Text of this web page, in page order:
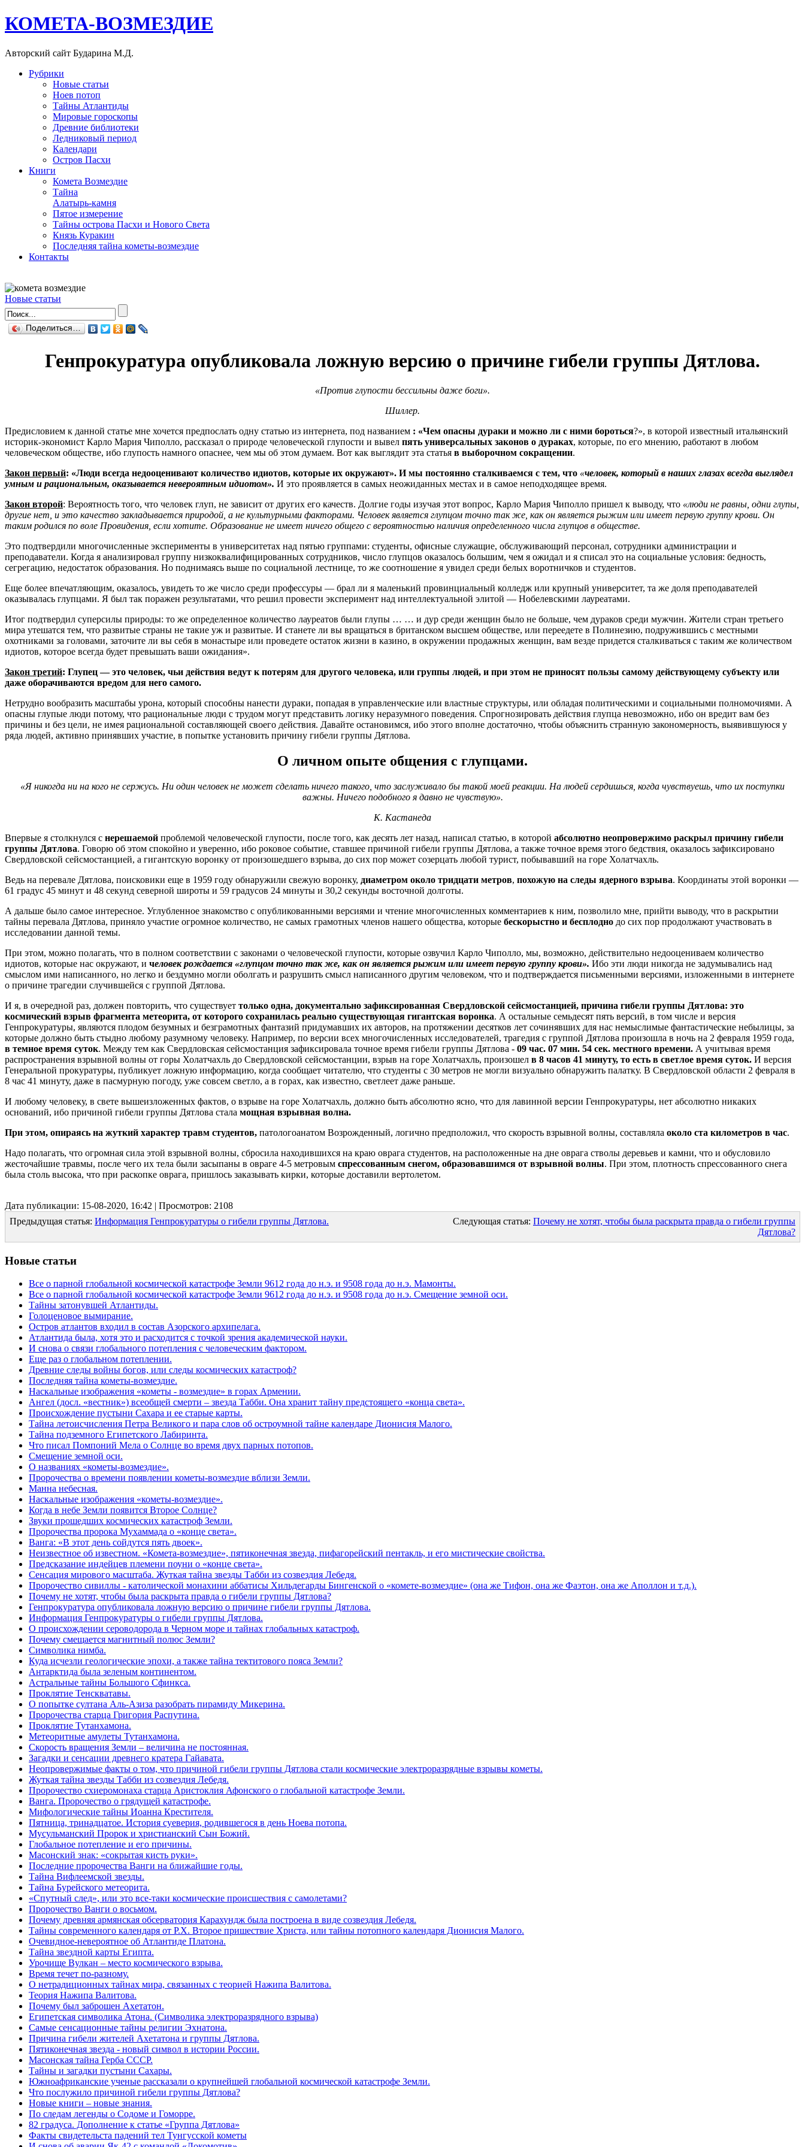
КОМЕТА-ВОЗМЕЗДИЕ
Авторский сайт Бударина М.Д.
Рубрики
Новые статьи
Ноев потоп
Тайны Атлантиды
Мировые гороскопы
Древние библиотеки
Ледниковый период
Календари
Остров Пасхи
Книги
Комета Возмездие
Тайна
Алатырь-камня
Пятое измерение
Тайны острова Пасхи и Нового Света
Князь Куракин
Последняя тайна кометы-возмездие
Контакты
Новые статьи
Поделиться…
Генпрокуратура опубликовала ложную версию о причине гибели группы Дятлова.
«Против глупости бессильны даже боги».
Шиллер.
Предисловием к данной статье мне хочется предпослать одну статью из интернета, под названием : «Чем опасны дураки и можно ли с ними бороться?», в которой известный итальянский
историк-экономист Карло Мария Чиполло, рассказал о природе человеческой глупости и вывел пять универсальных законов о дураках, которые, по его мнению, работают в любом
человеческом обществе, ибо глупость намного опаснее, чем мы об этом думаем. Вот как выглядит эта статья в выборочном сокращении.
Закон первый: «Люди всегда недооценивают количество идиотов, которые их окружают». И мы постоянно сталкиваемся с тем, что «человек, который в наших глазах всегда выглядел
умным и рациональным, оказывается невероятным идиотом». И это проявляется в самых неожиданных местах и в самое неподходящее время.
Закон второй: Вероятность того, что человек глуп, не зависит от других его качеств. Долгие годы изучая этот вопрос, Карло Мария Чиполло пришел к выводу, что «люди не равны, одни глупы,
другие нет, и это качество закладывается природой, а не культурными факторами. Человек является глупцом точно так же, как он является рыжим или имеет первую группу крови. Он
таким родился по воле Провидения, если хотите. Образование не имеет ничего общего с вероятностью наличия определенного числа глупцов в обществе.
Это подтвердили многочисленные эксперименты в университетах над пятью группами: студенты, офисные служащие, обслуживающий персонал, сотрудники администрации и
преподаватели. Когда я анализировал группу низкоквалифицированных сотрудников, число глупцов оказалось большим, чем я ожидал и я списал это на социальные условия: бедность,
сегрегацию, недостаток образования. Но поднимаясь выше по социальной лестнице, то же соотношение я увидел среди белых воротничков и студентов.
Еще более впечатляющим, оказалось, увидеть то же число среди профессуры — брал ли я маленький провинциальный колледж или крупный университет, та же доля преподавателей
оказывалась глупцами. Я был так поражен результатами, что решил провести эксперимент над интеллектуальной элитой — Нобелевскими лауреатами.
Итог подтвердил суперсилы природы: то же определенное количество лауреатов были глупы … … и дур среди женщин было не больше, чем дураков среди мужчин. Жители стран третьего
мира утешатся тем, что развитые страны не такие уж и развитые. И станете ли вы вращаться в британском высшем обществе, или переедете в Полинезию, подружившись с местными
охотниками за головами, заточите ли вы себя в монастыре или проведете остаток жизни в казино, в окружении продажных женщин, вам везде придется сталкиваться с таким же количеством
идиотов, которое всегда будет превышать ваши ожидания».
Закон третий: Глупец — это человек, чьи действия ведут к потерям для другого человека, или группы людей, и при этом не приносят пользы самому действующему субъекту или
даже оборачиваются вредом для него самого.
Нетрудно вообразить масштабы урона, который способны нанести дураки, попадая в управленческие или властные структуры, или обладая политическими и социальными полномочиями. А
опасны глупые люди потому, что рациональные люди с трудом могут представить логику неразумного поведения. Спрогнозировать действия глупца невозможно, ибо он вредит вам без
причины и без цели, не имея рациональной составляющей своего действия. Давайте остановимся, ибо этого вполне достаточно, чтобы объяснить странную закономерность, выявившуюся у
ряда людей, активно принявших участие, в попытке установить причину гибели группы Дятлова.
О личном опыте общения с глупцами.
«Я никогда ни на кого не сержусь. Ни один человек не может сделать ничего такого, что заслуживало бы такой моей реакции. На людей сердишься, когда чувствуешь, что их поступки
важны. Ничего подобного я давно не чувствую».
К. Кастанеда
Впервые я столкнулся с нерешаемой проблемой человеческой глупости, после того, как десять лет назад, написал статью, в которой абсолютно неопровержимо раскрыл причину гибели
группы Дятлова. Говорю об этом спокойно и уверенно, ибо роковое событие, ставшее причиной гибели группы Дятлова, а также точное время этого бедствия, оказалось зафиксировано
Свердловской сейсмостанцией, а гигантскую воронку от произошедшего взрыва, до сих пор может созерцать любой турист, побывавший на горе Холатчахль.
Ведь на перевале Дятлова, поисковики еще в 1959 году обнаружили свежую воронку, диаметром около тридцати метров, похожую на следы ядерного взрыва. Координаты этой воронки —
61 градус 45 минут и 48 секунд северной широты и 59 градусов 24 минуты и 30,2 секунды восточной долготы.
А дальше было самое интересное. Углубленное знакомство с опубликованными версиями и чтение многочисленных комментариев к ним, позволило мне, прийти выводу, что в раскрытии
тайны перевала Дятлова, приняло участие огромное количество, не самых грамотных членов нашего общества, которые бескорыстно и бесплодно до сих пор продолжают участвовать в
исследовании данной темы.
При этом, можно полагать, что в полном соответствии с законами о человеческой глупости, которые озвучил Карло Чиполло, мы, возможно, действительно недооцениваем количество
идиотов, которые нас окружают, и человек рождается «глупцом точно так же, как он является рыжим или имеет первую группу крови». Ибо эти люди никогда не задумывались над
смыслом ими написанного, но легко и бездумно могли оболгать и разрушить смысл написанного другим человеком, что и подтверждается письменными версиями, изложенными в интернете
о причине трагедии случившейся с группой Дятлова.
И я, в очередной раз, должен повторить, что существует только одна, документально зафиксированная Свердловской сейсмостанцией, причина гибели группы Дятлова: это
космический взрыв фрагмента метеорита, от которого сохранилась реально существующая гигантская воронка. А остальные семьдесят пять версий, в том числе и версия
Генпрокуратуры, являются плодом безумных и безграмотных фантазий придумавших их авторов, на протяжении десятков лет сочинявших для нас немыслимые фантастические небылицы, за
которые должно быть стыдно любому разумному человеку. Например, по версии всех многочисленных исследователей, трагедия с группой Дятлова произошла в ночь на 2 февраля 1959 года,
в темное время суток. Между тем как Свердловская сейсмостанция зафиксировала точное время гибели группы Дятлова - 09 час. 07 мин. 54 сек. местного времени. А учитывая время
распространения взрывной волны от горы Холатчахль до Свердловской сейсмостанции, взрыв на горе Холатчахль, произошел в 8 часов 41 минуту, то есть в светлое время суток. И версия
Генеральной прокуратуры, публикует ложную информацию, когда сообщает читателю, что студенты с 30 метров не могли визуально обнаружить палатку. В Свердловской области 2 февраля в
8 час 41 минуту, даже в пасмурную погоду, уже совсем светло, а в горах, как известно, светлеет даже раньше.
И любому человеку, в свете вышеизложенных фактов, о взрыве на горе Холатчахль, должно быть абсолютно ясно, что для лавинной версии Генпрокуратуры, нет абсолютно никаких
оснований, ибо причиной гибели группы Дятлова стала мощная взрывная волна.
При этом, опираясь на жуткий характер травм студентов, патологоанатом Возрожденный, логично предположил, что скорость взрывной волны, составляла около ста километров в час.
Надо полагать, что огромная сила этой взрывной волны, сбросила находившихся на краю оврага студентов, на расположенные на дне оврага стволы деревьев и камни, что и обусловило
жесточайшие травмы, после чего их тела были засыпаны в овраге 4-5 метровым спрессованным снегом, образовавшимся от взрывной волны. При этом, плотность спрессованного снега
была столь высока, что при раскопке оврага, пришлось заказывать кирки, которые доставили вертолетом.
Дата публикации: 15-08-2020, 16:42 | Просмотров: 2108
Предыдущая статья: Информация Генпрокуратуры о гибели группы Дятлова. Следующая статья: Почему не хотят, чтобы была раскрыта правда о гибели группы
Дятлова?
Новые статьи
Все о парной глобальной космической катастрофе Земли 9612 года до н.э. и 9508 года до н.э. Мамонты.
Все о парной глобальной космической катастрофе Земли 9612 года до н.э. и 9508 года до н.э. Смещение земной оси.
Тайны затонувшей Атлантиды.
Голоценовое вымирание.
Остров атлантов входил в состав Азорского архипелага.
Атлантида была, хотя это и расходится с точкой зрения академической науки.
И снова о связи глобального потепления с человеческим фактором.
Еще раз о глобальном потеплении.
Древние следы войны богов, или следы космических катастроф?
Последняя тайна кометы-возмездие.
Наскальные изображения «кометы - возмездие» в горах Армении.
Ангел (досл. «вестник») всеобщей смерти – звезда Табби. Она хранит тайну предстоящего «конца света».
Происхождение пустыни Сахара и ее старые карты.
Тайна летоисчисления Петра Великого и пара слов об остроумной тайне календаре Дионисия Малого.
Тайна подземного Египетского Лабиринта.
Что писал Помпоний Мела о Солнце во время двух парных потопов.
Смещение земной оси.
О названиях «кометы-возмездие».
Пророчества о времени появлении кометы-возмездие вблизи Земли.
Манна небесная.
Наскальные изображения «кометы-возмездие».
Когда в небе Земли появится Второе Солнце?
Звуки прошедших космических катастроф Земли.
Пророчества пророка Мухаммада о «конце света».
Ванга: «В этот день сойдутся пять двоек».
Неизвестное об известном. «Комета-возмездие», пятиконечная звезда, пифагорейский пентакль, и его мистические свойства.
Предсказание индейцев племени поуни о «конце света».
Сенсация мирового масштаба. Жуткая тайна звезды Табби из созвездия Лебедя.
Пророчество сивиллы - католической монахини аббатисы Хильдегарды Бингенской о «комете-возмездие» (она же Тифон, она же Фаэтон, она же Аполлон и т.д.).
Почему не хотят, чтобы была раскрыта правда о гибели группы Дятлова?
Генпрокуратура опубликовала ложную версию о причине гибели группы Дятлова.
Информация Генпрокуратуры о гибели группы Дятлова.
О происхождении сероводорода в Черном море и тайнах глобальных катастроф.
Почему смещается магнитный полюс Земли?
Символика нимба.
Куда исчезли геологические эпохи, а также тайна тектитового пояса Земли?
Антарктида была зеленым континентом.
Астральные тайны Большого Сфинкса.
Проклятие Тенскватавы.
О попытке султана Аль-Азиза разобрать пирамиду Микерина.
Пророчества старца Григория Распутина.
Проклятие Тутанхамона.
Метеоритные амулеты Тутанхамона.
Скорость вращения Земли – величина не постоянная.
Загадки и сенсации древнего кратера Гайавата.
Неопровержимые факты о том, что причиной гибели группы Дятлова стали космические электроразрядные взрывы кометы.
Жуткая тайна звезды Табби из созвездия Лебедя.
Пророчество схиеромонаха старца Аристоклия Афонского о глобальной катастрофе Земли.
Ванга. Пророчество о грядущей катастрофе.
Мифологические тайны Иоанна Крестителя.
Пятница, тринадцатое. История суеверия, родившегося в день Ноева потопа.
Мусульманский Пророк и христианский Сын Божий.
Глобальное потепление и его причины.
Масонский знак: «сокрытая кисть руки».
Последние пророчества Ванги на ближайшие годы.
Тайна Вифлеемской звезды.
Тайна Бурейского метеорита.
«Спутный след», или это все-таки космические происшествия с самолетами?
Пророчество Ванги о восьмом.
Почему древняя армянская обсерватория Карахундж была построена в виде созвездия Лебедя.
Тайны современного календаря от Р.Х. Второе пришествие Христа, или тайны потопного календаря Дионисия Малого.
Очевидное-невероятное об Атлантиде Платона.
Тайна звездной карты Египта.
Урочище Вулкан – место космического взрыва.
Время течет по-разному.
О нетрадиционных тайнах мира, связанных с теорией Нажипа Валитова.
Теория Нажипа Валитова.
Почему был заброшен Ахетатон.
Египетская символика Атона. (Символика электроразрядного взрыва)
Самые сенсационные тайны религии Эхнатона.
Причина гибели жителей Ахетатона и группы Дятлова.
Пятиконечная звезда - новый символ в истории России.
Масонская тайна Герба СССР.
Тайны и загадки пустыни Сахары.
Южноафриканские ученые рассказали о крупнейшей глобальной космической катастрофе Земли.
Что послужило причиной гибели группы Дятлова?
Новые книги – новые знания.
По следам легенды о Содоме и Гоморре.
82 градуса. Дополнение к статье «Группа Дятлова»
Факты свидетельста падений тел Тунгусской кометы